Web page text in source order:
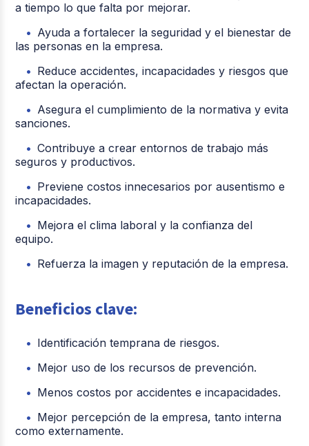
a tiempo lo que falta por mejorar.
Ayuda a fortalecer la seguridad y el bienestar de
las personas en la empresa.
Reduce accidentes, incapacidades y riesgos que
afectan la operación.
Asegura el cumplimiento de la normativa y evita
sanciones.
Contribuye a crear entornos de trabajo más
seguros y productivos.
Previene costos innecesarios por ausentismo e
incapacidades.
Mejora el clima laboral y la confianza del
equipo.
Refuerza la imagen y reputación de la empresa.
Beneficios clave:
Identificación temprana de riesgos.
Mejor uso de los recursos de prevención.
Menos costos por accidentes e incapacidades.
Mejor percepción de la empresa, tanto interna
como externamente.